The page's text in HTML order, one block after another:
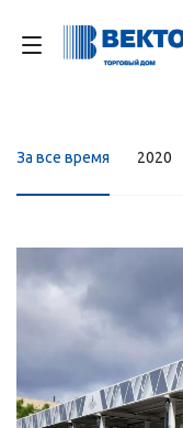
За все время 2020